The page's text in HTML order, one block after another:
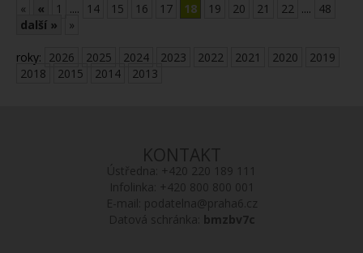
« « 1 .... 14 15 16 17 18 19 20 21 22 .... 48
další »
»
roky: 2026 2025 2024 2023 2022 2021 2020
2019
2018
2015 2014 2013
KONTAKT
Ústředna: +420 220 189 111
Infolinka: +420 800 800 001
E-mail: podatelna@praha6.cz
Datová schránka: bmzbv7c